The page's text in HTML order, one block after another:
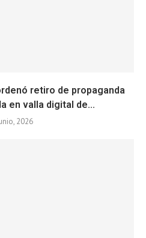
retiro de propaganda
en valla digital de...
2026